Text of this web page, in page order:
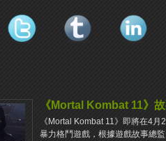
《Mortal Kombat 11》
《Mortal Kombat 11》即將在4
暴力格鬥遊戲，根據遊戲故事總